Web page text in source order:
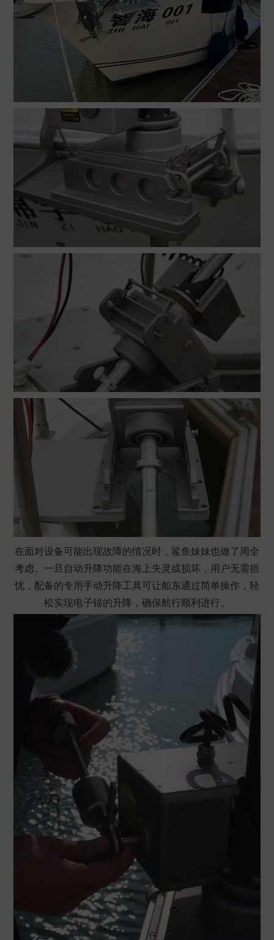
在面对设备可能出现故障的情况时，鲨鱼妹妹也做了周全
考虑。一旦自动升降功能在海上失灵或损坏，用户无需担
忧，配备的专用手动升降工具可让船东通过简单操作，轻
松实现电子锚的升降，确保航行顺利进行。